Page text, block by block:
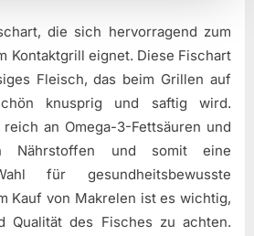
die sich hervorragend zum
Kontaktgrill eignet. Diese Fischart
Fleisch, das beim Grillen auf
knusprig und saftig wird.
an Omega-3-Fettsäuren und
Nährstoffen und somit eine
für gesundheitsbewusste
Kauf von Makrelen ist es wichtig,
Qualität des Fisches zu achten.